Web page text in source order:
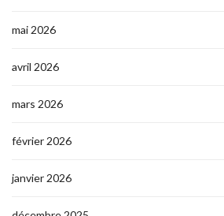
mai 2026
avril 2026
mars 2026
février 2026
janvier 2026